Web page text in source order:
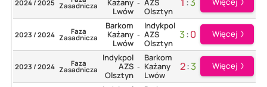
2024 / 2025 Zasadnicza
Każany
Lwów
- AZS
Olsztyn
2023 / 2024 Faza
Zasadnicza
Barkom
Każany
Lwów
-
Indykpol
AZS
Olsztyn
3:0 Więcej
2023 / 2024 Faza
Zasadnicza
Indykpol
AZS
Olsztyn
-
Barkom
Każany
Lwów
2:3 Więcej